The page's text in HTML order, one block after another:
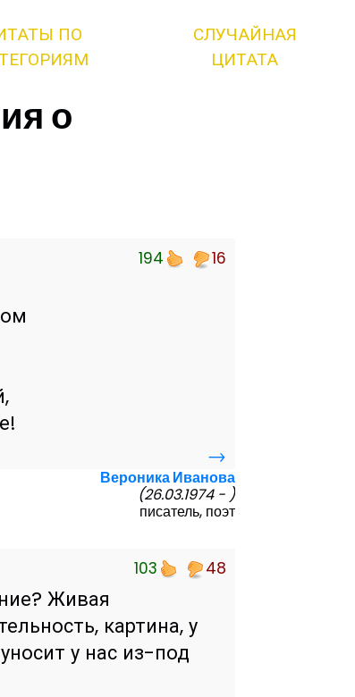
ПО
СЛУЧАЙНАЯ
ЦИТАТА
о
194 16
→
Вероника Иванова
(26.03.1974 - )
писатель, поэт
103 48
Живая
картина, у
у нас из-под